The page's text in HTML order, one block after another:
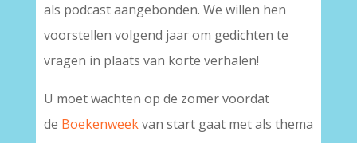
als podcast aangebonden. We willen hen
voorstellen volgend jaar om gedichten te
vragen in plaats van korte verhalen!
U moet wachten op de zomer voordat
de Boekenweekvan start gaat met als thema